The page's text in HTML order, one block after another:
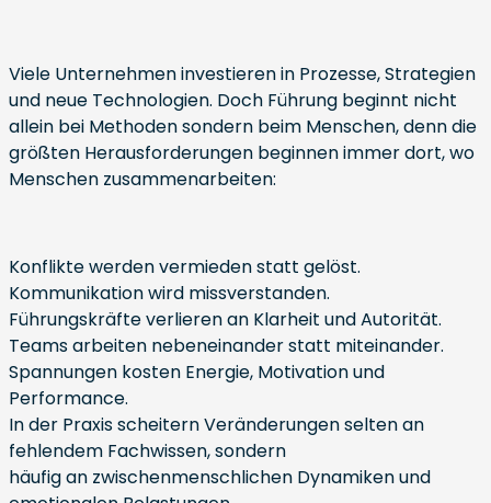
Viele Unternehmen investieren in Prozesse, Strategien
und neue Technologien. Doch Führung beginnt nicht
allein bei Methoden sondern beim Menschen, denn die
größten Herausforderungen beginnen immer dort, wo
Menschen zusammenarbeiten:
Konflikte werden vermieden statt gelöst.
Kommunikation wird missverstanden.
Führungskräfte verlieren an Klarheit und Autorität.
Teams arbeiten nebeneinander statt miteinander.
Spannungen kosten Energie, Motivation und
Performance.
In der Praxis scheitern Veränderungen selten an
fehlendem Fachwissen, sondern
häufig an zwischenmenschlichen Dynamiken und